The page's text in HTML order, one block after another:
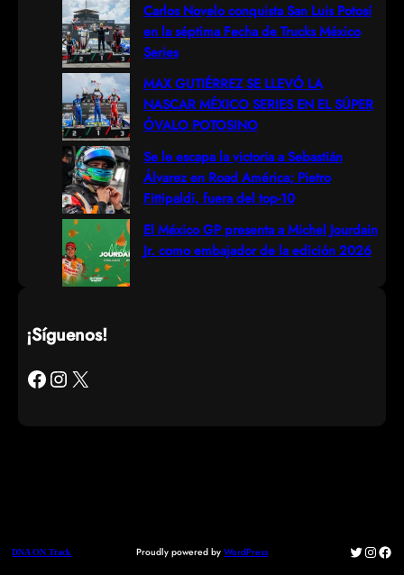
Carlos Novelo conquista San Luis Potosí
en la séptima Fecha de Trucks México
Series
MAX GUTIÉRREZ SE LLEVÓ LA
NASCAR MÉXICO SERIES EN EL SÚPER
ÓVALO POTOSINO
Se le escapa la victoria a Sebastián
Álvarez en Road América; Pietro
Fittipaldi, fuera del top-10
El México GP presenta a Michel Jourdain
Jr. como embajador de la edición 2026
¡Síguenos!
Facebook Instagram X
DNA ON Track Proudly powered by WordPress Twitter